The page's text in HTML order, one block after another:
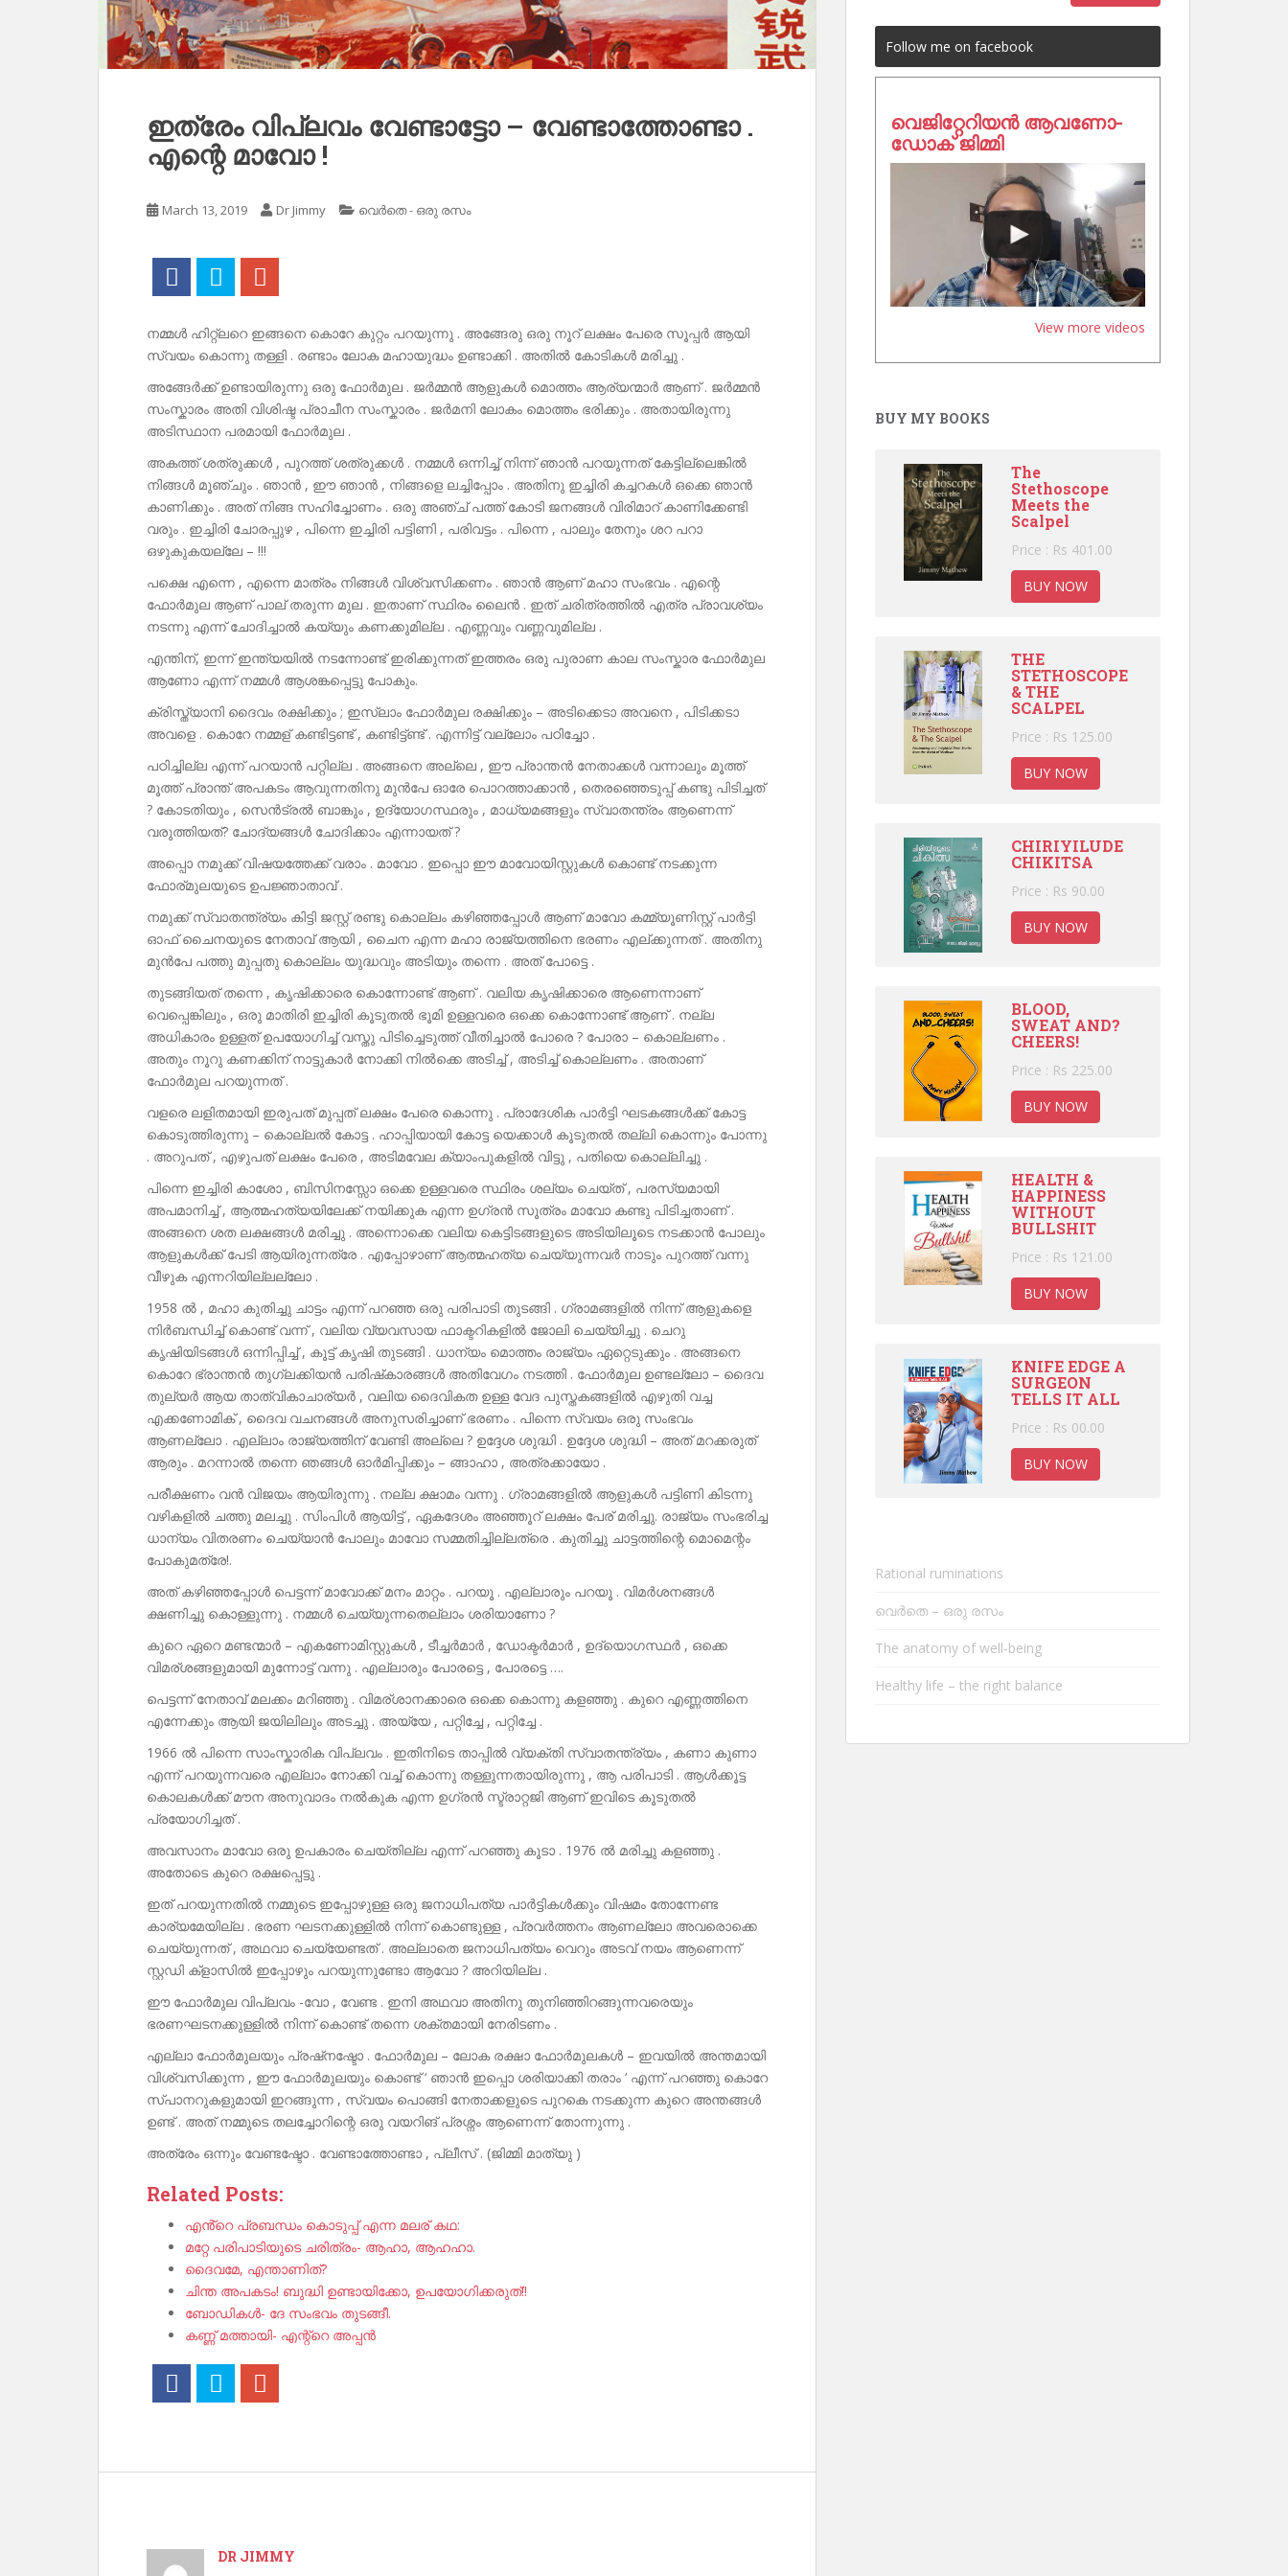
ഇത്രേം വിപ്ലവം വേണ്ടാട്ടോ – വേണ്ടാത്തോണ്ടാ .
എന്റെ മാവോ !
March 13, 2019 Dr Jimmy വെർതെ - ഒരു രസം
നമ്മൾ ഹിറ്റ്ലറെ ഇങ്ങനെ കൊറേ കുറ്റം പറയുന്നു . അങ്ങേരു ഒരു നൂറ് ലക്ഷം പേരെ സൂപ്പർ ആയി
സ്വയം കൊന്നു തള്ളി . രണ്ടാം ലോക മഹായുദ്ധം ഉണ്ടാക്കി . അതിൽ കോടികൾ മരിച്ചു .
അങ്ങേർക്ക് ഉണ്ടായിരുന്നു ഒരു ഫോർമുല . ജർമ്മൻ ആളുകൾ മൊത്തം ആര്യന്മാർ ആണ് . ജർമ്മൻ
സംസ്കാരം അതി വിശിഷ്ട പ്രാചീന സംസ്കാരം . ജർമനി ലോകം മൊത്തം ഭരിക്കും . അതായിരുന്നു
അടിസ്ഥാന പരമായി ഫോർമുല .
അകത്ത് ശത്രുക്കൾ , പുറത്ത് ശത്രുക്കൾ . നമ്മൾ ഒന്നിച്ച് നിന്ന് ഞാൻ പറയുന്നത് കേട്ടില്ലെങ്കിൽ
നിങ്ങൾ മൂഞ്ചും . ഞാൻ , ഈ ഞാൻ , നിങ്ങളെ ലച്ചിപ്പോം . അതിനു ഇച്ചിരി കച്ചറകൾ ഒക്കെ ഞാൻ
കാണിക്കും . അത് നിങ്ങ സഹിച്ചോണം . ഒരു അഞ്ച് പത്ത് കോടി ജനങ്ങൾ വിരിമാറ് കാണിക്കേണ്ടി
വരും . ഇച്ചിരി ചോരപ്പുഴ , പിന്നെ ഇച്ചിരി പട്ടിണി , പരിവട്ടം . പിന്നെ , പാലും തേനും ശറ പറാ
ഒഴുകുകയല്ലേ – !!!
പക്ഷെ എന്നെ , എന്നെ മാത്രം നിങ്ങൾ വിശ്വസിക്കണം . ഞാൻ ആണ് മഹാ സംഭവം . എന്റെ
ഫോർമുല ആണ് പാല് തരുന്ന മുല . ഇതാണ് സ്ഥിരം ലൈൻ . ഇത് ചരിത്രത്തിൽ എത്ര പ്രാവശ്യം
നടന്നു എന്ന് ചോദിച്ചാൽ കയ്യും കണക്കുമില്ല . എണ്ണവും വണ്ണവുമില്ല .
എന്തിന്, ഇന്ന് ഇന്ത്യയിൽ നടന്നോണ്ട് ഇരിക്കുന്നത് ഇത്തരം ഒരു പുരാണ കാല സംസ്കാര ഫോർമുല
ആണോ എന്ന് നമ്മൾ ആശങ്കപ്പെട്ടു പോകും.
ക്രിസ്ത്യാനി ദൈവം രക്ഷിക്കും ; ഇസ്ലാം ഫോർമുല രക്ഷിക്കും – അടിക്കെടാ അവനെ , പിടിക്കടാ
അവളെ . കൊറേ നമ്മള് കണ്ടിട്ടണ്ട് , കണ്ടിട്ട്ണ്ട് . എന്നിട്ട് വല്ലോം പഠിച്ചോ .
പഠിച്ചില്ല എന്ന് പറയാൻ പറ്റില്ല . അങ്ങനെ അല്ലെ , ഈ പ്രാന്തൻ നേതാക്കൾ വന്നാലും മൂത്ത്
മൂത്ത് പ്രാന്ത് അപകടം ആവുന്നതിനു മുൻപേ ഓരേ പൊറത്താക്കാൻ , തെരഞ്ഞെടുപ്പ് കണ്ടു പിടിച്ചത്
? കോടതിയും , സെൻട്രൽ ബാങ്കും , ഉദ്യോഗസ്ഥരും , മാധ്യമങ്ങളും സ്വാതന്ത്രം ആണെന്ന്
വരുത്തിയത്? ചോദ്യങ്ങൾ ചോദിക്കാം എന്നായത് ?
അപ്പൊ നമുക്ക് വിഷയത്തേക്ക് വരാം . മാവോ . ഇപ്പൊ ഈ മാവോയിസ്റ്റുകൾ കൊണ്ട് നടക്കുന്ന
ഫോര്മുലയുടെ ഉപജ്ഞാതാവ് .
നമുക്ക് സ്വാതന്ത്ര്യം കിട്ടി ജസ്റ്റ് രണ്ടു കൊല്ലം കഴിഞ്ഞപ്പോൾ ആണ് മാവോ കമ്മ്യൂണിസ്റ്റ് പാർട്ടി
ഓഫ് ചൈനയുടെ നേതാവ് ആയി , ചൈന എന്ന മഹാ രാജ്യത്തിനെ ഭരണം എല്ക്കുന്നത് . അതിനു
മുൻപേ പത്തു മുപ്പതു കൊല്ലം യുദ്ധവും അടിയും തന്നെ . അത് പോട്ടെ .
തുടങ്ങിയത് തന്നെ , കൃഷിക്കാരെ കൊന്നോണ്ട് ആണ് . വലിയ കൃഷിക്കാരെ ആണെന്നാണ്
വെപ്പെങ്കിലും , ഒരു മാതിരി ഇച്ചിരി കൂടുതൽ ഭൂമി ഉള്ളവരെ ഒക്കെ കൊന്നോണ്ട് ആണ് . നല്ല
അധികാരം ഉള്ളത് ഉപയോഗിച്ച് വസ്തു പിടിച്ചെടുത്ത് വീതിച്ചാൽ പോരെ ? പോരാ – കൊല്ലണം .
അതും നൂറു കണക്കിന് നാട്ടുകാർ നോക്കി നിൽക്കെ അടിച്ച് , അടിച്ച് കൊല്ലണം . അതാണ്
ഫോർമുല പറയുന്നത് .
വളരെ ലളിതമായി ഇരുപത് മുപ്പത് ലക്ഷം പേരെ കൊന്നു . പ്രാദേശിക പാർട്ടി ഘടകങ്ങൾക്ക് കോട്ട
കൊടുത്തിരുന്നു – കൊല്ലൽ കോട്ട . ഹാപ്പിയായി കോട്ട യെക്കാൾ കൂടുതൽ തല്ലി കൊന്നും പോന്നു
. അറുപത് , എഴുപത് ലക്ഷം പേരെ , അടിമവേല ക്യാംപുകളിൽ വിട്ടു , പതിയെ കൊല്ലിച്ചു .
പിന്നെ ഇച്ചിരി കാശോ , ബിസിനസ്സോ ഒക്കെ ഉള്ളവരെ സ്ഥിരം ശല്യം ചെയ്ത് , പരസ്യമായി
അപമാനിച്ച് , ആത്മഹത്യയിലേക്ക് നയിക്കുക എന്ന ഉഗ്രൻ സൂത്രം മാവോ കണ്ടു പിടിച്ചതാണ് .
അങ്ങനെ ശത ലക്ഷങ്ങൾ മരിച്ചു . അന്നൊക്കെ വലിയ കെട്ടിടങ്ങളുടെ അടിയിലൂടെ നടക്കാൻ പോലും
ആളുകൾക്ക് പേടി ആയിരുന്നത്രേ . എപ്പോഴാണ് ആത്മഹത്യ ചെയ്യുന്നവർ നാടും പുറത്ത് വന്നു
വീഴുക എന്നറിയില്ലല്ലോ .
1958 ൽ , മഹാ കുതിച്ചു ചാട്ടം എന്ന് പറഞ്ഞ ഒരു പരിപാടി തുടങ്ങി . ഗ്രാമങ്ങളിൽ നിന്ന് ആളുകളെ
നിർബന്ധിച്ച് കൊണ്ട് വന്ന് , വലിയ വ്യവസായ ഫാക്ടറികളിൽ ജോലി ചെയ്യിച്ചു . ചെറു
കൃഷിയിടങ്ങൾ ഒന്നിപ്പിച്ച് , കൂട്ട് കൃഷി തുടങ്ങി . ധാന്യം മൊത്തം രാജ്യം ഏറ്റെടുക്കും . അങ്ങനെ
കൊറേ ഭ്രാന്തൻ തുഗ്ലക്കിയൻ പരിഷ്‌കാരങ്ങൾ അതിവേഗം നടത്തി . ഫോർമുല ഉണ്ടല്ലോ – ദൈവ
തുല്യർ ആയ താത്വികാചാര്യർ , വലിയ ദൈവികത ഉള്ള വേദ പുസ്തകങ്ങളിൽ എഴുതി വച്ച
എക്കണോമിക് , ദൈവ വചനങ്ങൾ അനുസരിച്ചാണ് ഭരണം . പിന്നെ സ്വയം ഒരു സംഭവം
ആണല്ലോ . എല്ലാം രാജ്യത്തിന് വേണ്ടി അല്ലെ ? ഉദ്ദേശ ശുദ്ധി . ഉദ്ദേശ ശുദ്ധി – അത് മറക്കരുത്
ആരും . മറന്നാൽ തന്നെ ഞങ്ങൾ ഓർമിപ്പിക്കും – ങ്ങാഹാ , അത്രക്കായോ .
പരീക്ഷണം വൻ വിജയം ആയിരുന്നു . നല്ല ക്ഷാമം വന്നു . ഗ്രാമങ്ങളിൽ ആളുകൾ പട്ടിണി കിടന്നു
വഴികളിൽ ചത്തു മലച്ചു . സിംപിൾ ആയിട്ട് , ഏകദേശം അഞ്ഞൂറ് ലക്ഷം പേര് മരിച്ചു. രാജ്യം സംഭരിച്ച
ധാന്യം വിതരണം ചെയ്യാൻ പോലും മാവോ സമ്മതിച്ചില്ലത്രെ . കുതിച്ചു ചാട്ടത്തിന്റെ മൊമെന്റം
പോകുമത്രേ!.
അത് കഴിഞ്ഞപ്പോൾ പെട്ടന്ന് മാവോക്ക് മനം മാറ്റം . പറയൂ . എല്ലാരും പറയൂ . വിമർശനങ്ങൾ
ക്ഷണിച്ചു കൊള്ളുന്നു . നമ്മൾ ചെയ്യുന്നതെല്ലാം ശരിയാണോ ?
കുറെ ഏറെ മണ്ടന്മാർ – എകണോമിസ്റ്റുകൾ , ടീച്ചർമാർ , ഡോക്ടർമാർ , ഉദ്യൊഗസ്ഥർ , ഒക്കെ
വിമര്ശങ്ങളുമായി മുന്നോട്ട് വന്നു . എല്ലാരും പോരട്ടെ , പോരട്ടെ ….
പെട്ടന്ന് നേതാവ് മലക്കം മറിഞ്ഞു . വിമര്ശാനക്കാരെ ഒക്കെ കൊന്നു കളഞ്ഞു . കുറെ എണ്ണത്തിനെ
എന്നേക്കും ആയി ജയിലിലും അടച്ചു . അയ്യേ , പറ്റിച്ചേ , പറ്റിച്ചേ .
1966 ൽ പിന്നെ സാംസ്കാരിക വിപ്ലവം . ഇതിനിടെ താപ്പിൽ വ്യക്തി സ്വാതന്ത്ര്യം , കണാ കുണാ
എന്ന് പറയുന്നവരെ എല്ലാം നോക്കി വച്ച് കൊന്നു തള്ളുന്നതായിരുന്നു , ആ പരിപാടി . ആൾക്കൂട്ട
കൊലകൾക്ക് മൗന അനുവാദം നൽകുക എന്ന ഉഗ്രൻ സ്ട്രാറ്റജി ആണ് ഇവിടെ കൂടുതൽ
പ്രയോഗിച്ചത് .
അവസാനം മാവോ ഒരു ഉപകാരം ചെയ്തില്ല എന്ന് പറഞ്ഞു കൂടാ . 1976 ൽ മരിച്ചു കളഞ്ഞു .
അതോടെ കുറെ രക്ഷപ്പെട്ടു .
ഇത് പറയുന്നതിൽ നമ്മുടെ ഇപ്പോഴുള്ള ഒരു ജനാധിപത്യ പാർട്ടികൾക്കും വിഷമം തോന്നേണ്ട
കാര്യമേയില്ല . ഭരണ ഘടനക്കുള്ളിൽ നിന്ന് കൊണ്ടുള്ള , പ്രവർത്തനം ആണല്ലോ അവരൊക്കെ
ചെയ്യുന്നത് , അഥവാ ചെയ്യേണ്ടത് . അല്ലാതെ ജനാധിപത്യം വെറും അടവ് നയം ആണെന്ന്
സ്റ്റഡി ക്‌ളാസിൽ ഇപ്പോഴും പറയുന്നുണ്ടോ ആവോ ? അറിയില്ല .
ഈ ഫോർമുല വിപ്ലവം -വോ , വേണ്ട . ഇനി അഥവാ അതിനു തുനിഞ്ഞിറങ്ങുന്നവരെയും
ഭരണഘടനക്കുള്ളിൽ നിന്ന് കൊണ്ട് തന്നെ ശക്തമായി നേരിടണം .
എല്ലാ ഫോർമുലയും പ്രഷ്നഷ്ടോ . ഫോർമുല – ലോക രക്ഷാ ഫോർമുലകൾ – ഇവയിൽ അന്തമായി
വിശ്വസിക്കുന്ന , ഈ ഫോർമുലയും കൊണ്ട് ‘ ഞാൻ ഇപ്പൊ ശരിയാക്കി തരാം ‘ എന്ന് പറഞ്ഞു കൊറേ
സ്പാനറുകളുമായി ഇറങ്ങുന്ന , സ്വയം പൊങ്ങി നേതാക്കളുടെ പുറകെ നടക്കുന്ന കുറെ അന്തങ്ങൾ
ഉണ്ട് . അത് നമ്മുടെ തലച്ചോറിന്റെ ഒരു വയറിങ് പ്രശ്നം ആണെന്ന് തോന്നുന്നു .
അത്രേം ഒന്നും വേണ്ടഷ്ടോ . വേണ്ടാത്തോണ്ടാ , പ്ലീസ് . (ജിമ്മി മാത്യു )
Related Posts:
എൻ്റെ പ്രബന്ധം കൊടുപ്പ് എന്ന മലര് കഥ:
മറ്റേ പരിപാടിയുടെ ചരിത്രം- ആഹാ, ആഹഹാ.
ദൈവമേ, എന്താണിത്?
ചിന്ത അപകടം! ബുദ്ധി ഉണ്ടായിക്കോ, ഉപയോഗിക്കരുത്!!
ബോഡികൾ- ദേ സംഭവം തുടങ്ങീ.
കണ്ണ് മത്തായി- എന്റ്റെ അപ്പൻ
DR JIMMY
Follow me on facebook
വെജിറ്റേറിയൻ ആവണോ-
ഡോക് ജിമ്മി
View more videos
BUY MY BOOKS
The
Stethoscope
Meets the
Scalpel
Price : Rs 401.00
BUY NOW
THE
STETHOSCOPE
& THE
SCALPEL
Price : Rs 125.00
BUY NOW
CHIRIYILUDE
CHIKITSA
Price : Rs 90.00
BUY NOW
BLOOD,
SWEAT AND?
CHEERS!
Price : Rs 225.00
BUY NOW
HEALTH &
HAPPINESS
WITHOUT
BULLSHIT
Price : Rs 121.00
BUY NOW
KNIFE EDGE A
SURGEON
TELLS IT ALL
Price : Rs 00.00
BUY NOW
Rational ruminations
വെർതെ – ഒരു രസം
The anatomy of well-being
Healthy life – the right balance